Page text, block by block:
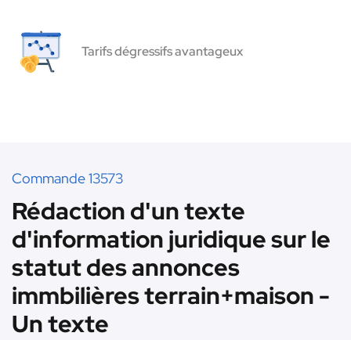
Tarifs dégressifs avantageux
Commande 13573
Rédaction d'un texte
d'information juridique sur le
statut des annonces
immbilières terrain+maison -
Un texte